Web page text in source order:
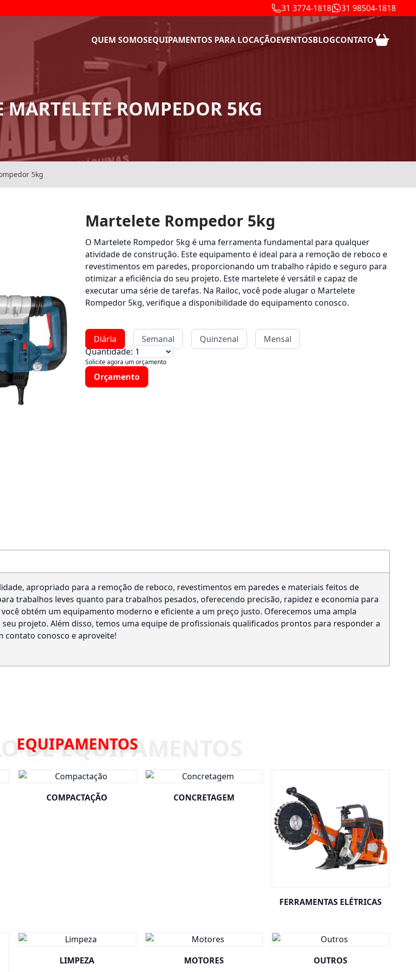
31 3774-1818 31 98504-1818
QUEM SOMOSEQUIPAMENTOS PARA LOCAÇÃOEVENTOSBLOGCONTATO
MARTELETE ROMPEDOR 5KG
5kg
Martelete Rompedor 5kg
O Martelete Rompedor 5kg é uma ferramenta fundamental para qualquer
atividade de construção. Este equipamento é ideal para a remoção de reboco e
revestimentos em paredes, proporcionando um trabalho rápido e seguro para
otimizar a eficiência do seu projeto. Este martelete é versátil e capaz de
executar uma série de tarefas. Na Railoc, você pode alugar o Martelete
Rompedor 5kg, verifique a disponibilidade do equipamento conosco.
Diária Semanal Quinzenal
Mensal
Quantidade:
Solicite agora um orçamento
Orçamento
apropriado para a remoção de reboco, revestimentos em paredes e materiais feitos de
trabalhos leves quanto para trabalhos pesados, oferecendo precisão, rapidez e economia para
obtém um equipamento moderno e eficiente a um preço justo. Oferecemos uma ampla
projeto. Além disso, temos uma equipe de profissionais qualificados prontos para responder a
contato conosco e aproveite!
EQUIPAMENTOS
COMPACTAÇÃO CONCRETAGEM
FERRAMENTAS ELÉTRICAS
LIMPEZA MOTORES OUTROS